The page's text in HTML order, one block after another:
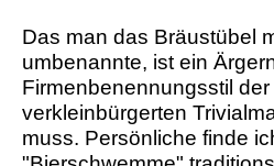
Das man das Bräustübel
umbenannte, ist ein
Firmenbenennungsstil
verkleinbürgerten
muss. Persönliche finde